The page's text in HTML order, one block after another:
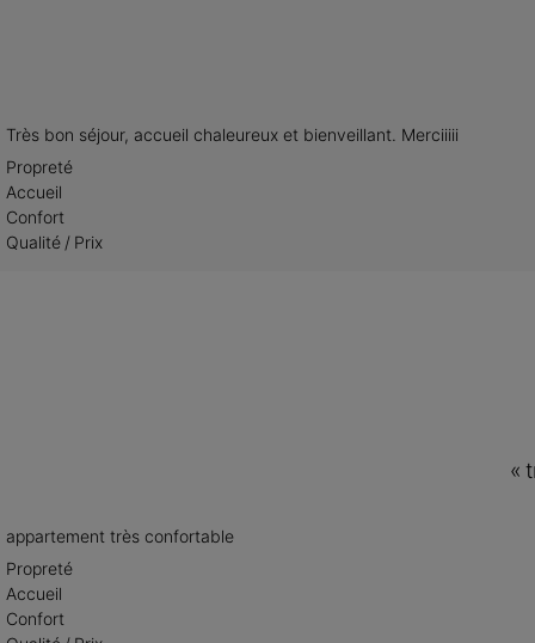
Très bon séjour, accueil chaleureux et bienveillant. Merciiiii
Propreté
Accueil
Confort
Qualité / Prix
«
appartement très confortable
Propreté
Accueil
Confort